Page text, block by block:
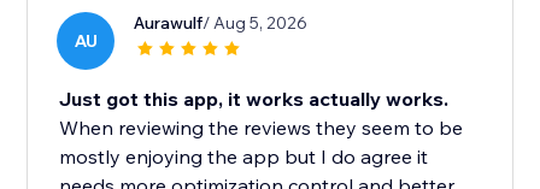
AU
Aurawulf/ Aug 5, 2026
Just got this app, it works actually works.
When reviewing the reviews they seem to be
mostly enjoying the app but I do agree it